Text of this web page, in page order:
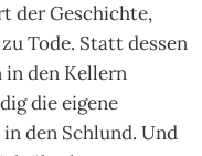
der Geschichte,
Tode. Statt dessen
in den Kellern
die eigene
den Schlund. Und